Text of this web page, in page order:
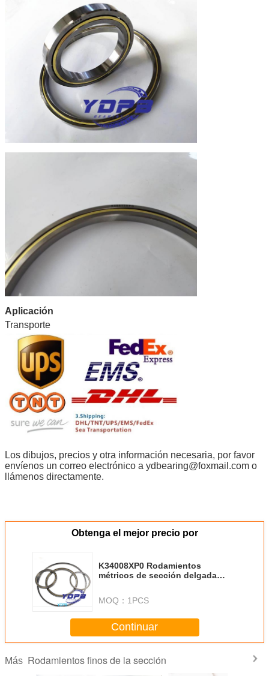
Aplicación
Transporte
Los dibujos, precios y otra información necesaria, por favor
envíenos un correo electrónico a ydbearing@foxmail.com o
llámenos directamente.
Obtenga el mejor precio por
K34008XP0 Rodamientos
métricos de sección delgada
hechos a medida, acero
MOQ： 1PCS
Continuar
Más Rodamientos finos de la sección